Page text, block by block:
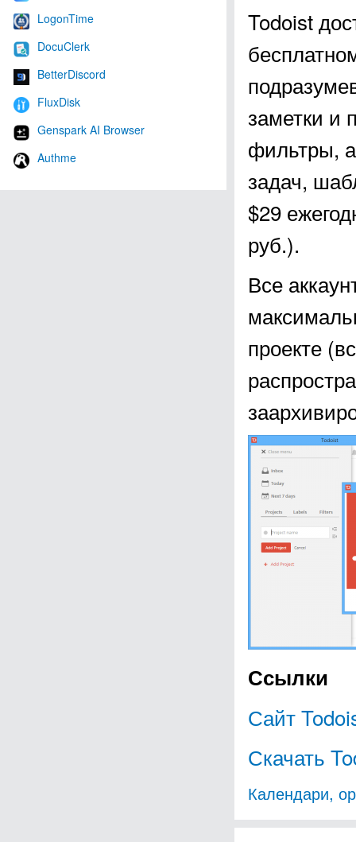
LogonTime
DocuClerk
BetterDiscord
FluxDisk
Genspark AI Browser
Authme
Todoist
заметки и
фильтры,
задач,
$29
руб.).
Все
проекте
Ссылки
Сайт
Скачать
Календари,